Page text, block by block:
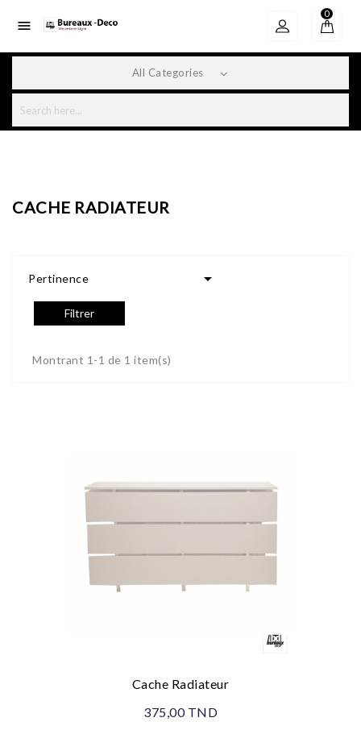

0
All Categories
CACHE RADIATEUR
Pertinence 
Filtrer
Montrant 1-1 de 1 item(s)
Cache Radiateur
375,00 TND